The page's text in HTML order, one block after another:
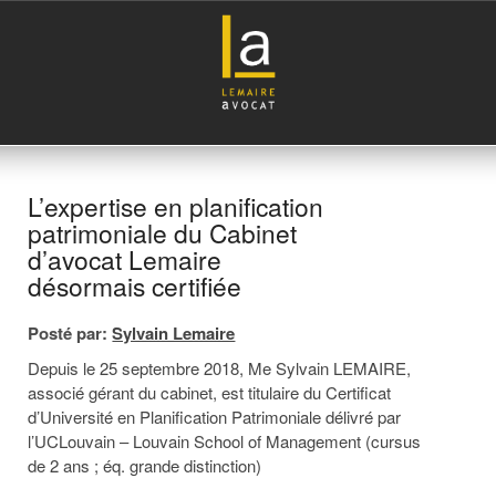
L’expertise en planification
patrimoniale du Cabinet
d’avocat Lemaire
désormais certifiée
Posté par: Sylvain Lemaire
Depuis le 25 septembre 2018, Me Sylvain LEMAIRE,
associé gérant du cabinet, est titulaire du Certificat
d’Université en Planification Patrimoniale délivré par
l’UCLouvain – Louvain School of Management (cursus
de 2 ans ; éq. grande distinction)